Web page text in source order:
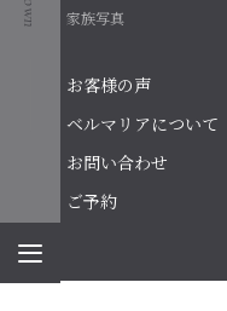
家族写真
お客様の声
ベルマリアについて
お問い合わせ
ご予約